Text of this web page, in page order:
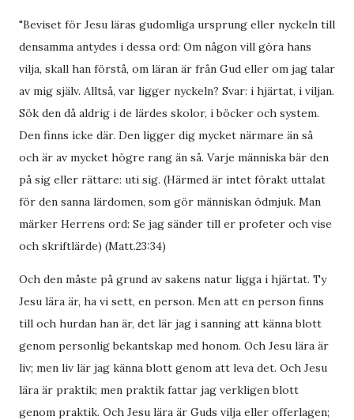
"Beviset för Jesu läras gudomliga ursprung eller nyckeln till
densamma antydes i dessa ord: Om någon vill göra hans
vilja, skall han förstå, om läran är från Gud eller om jag talar
av mig själv. Alltså, var ligger nyckeln? Svar: i hjärtat, i viljan.
Sök den då aldrig i de lärdes skolor, i böcker och system.
Den finns icke där. Den ligger dig mycket närmare än så
och är av mycket högre rang än så. Varje människa bär den
på sig eller rättare: uti sig. (Härmed är intet förakt uttalat
för den sanna lärdomen, som gör människan ödmjuk. Man
märker Herrens ord: Se jag sänder till er profeter och vise
och skriftlärde) (Matt.23:34)
Och den måste på grund av sakens natur ligga i hjärtat. Ty
Jesu lära är, ha vi sett, en person. Men att en person finns
till och hurdan han är, det lär jag i sanning att känna blott
genom personlig bekantskap med honom. Och Jesu lära är
liv; men liv lär jag känna blott genom att leva det. Och Jesu
lära är praktik; men praktik fattar jag verkligen blott
genom praktik. Och Jesu lära är Guds vilja eller offerlagen;